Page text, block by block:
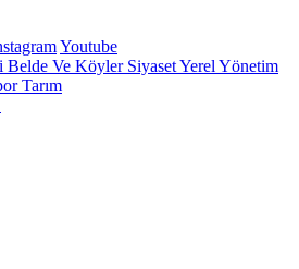
Youtube
Belde Ve KöylerSiyasetYerel Yönetim
Tarım